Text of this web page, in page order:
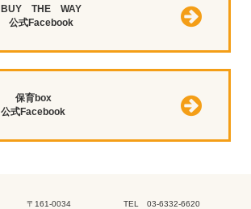
BUY THE WAY
公式Facebook
保育box
公式Facebook
〒161-0034
TEL 03-6332-6620